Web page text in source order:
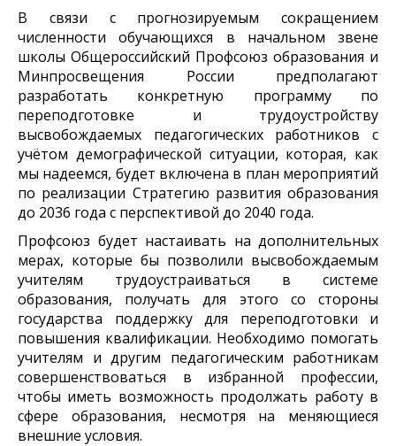
В связи с прогнозируемым сокращением
численности обучающихся в начальном звене
школы Общероссийский Профсоюз образования и
Минпросвещения России предполагают
разработать конкретную программу по
переподготовке и трудоустройству
высвобождаемых педагогических работников с
учётом демографической ситуации, которая, как
мы надеемся, будет включена в план мероприятий
по реализации Стратегию развития образования
до 2036 года с перспективой до 2040 года.
Профсоюз будет настаивать на дополнительных
мерах, которые бы позволили высвобождаемым
учителям трудоустраиваться в системе
образования, получать для этого со стороны
государства поддержку для переподготовки и
повышения квалификации. Необходимо помогать
учителям и другим педагогическим работникам
совершенствоваться в избранной профессии,
чтобы иметь возможность продолжать работу в
сфере образования, несмотря на меняющиеся
внешние условия.